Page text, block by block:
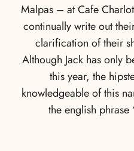
Malpas – at Cafe
continually write out
clarification of their
Although Jack has only
this year, the
knowledgeable of this
the english